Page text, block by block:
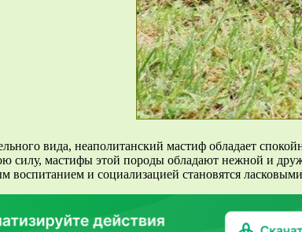
вида, неаполитанский мастиф обладает
силу, мастифы этой породы обладают нежной и
воспитанием и социализацией становятся